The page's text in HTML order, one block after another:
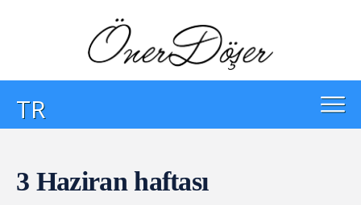
TR
3 Haziran haftası